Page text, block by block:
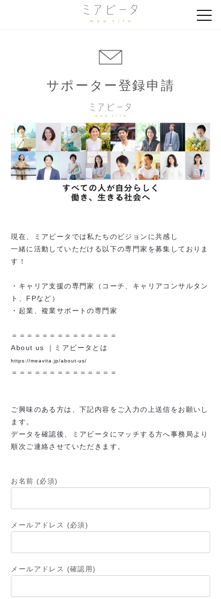
サポーター登録申請
現在、ミアビータでは私たちのビジョンに共感し
一緒に活動していただける以下の専門家を募集しておりま
す！
・キャリア支援の専門家（コーチ、キャリアコンサルタン
ト、FPなど）
・起業、複業サポートの専門家
＝＝＝＝＝＝＝＝＝＝＝＝＝＝
About us ｜ミアビータとは
https://meavita.jp/about-us/
＝＝＝＝＝＝＝＝＝＝＝＝＝＝
ご興味のある方は、下記内容をご入力の上送信をお願いし
ます。
データを確認後、ミアビータにマッチする方へ事務局より
順次ご連絡させていただきます。
お名前 (必須)
メールアドレス (必須)
メールアドレス (確認用)